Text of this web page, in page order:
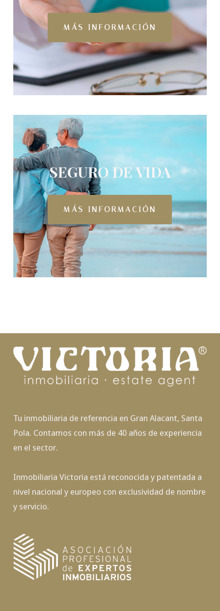
MÁS INFORMACIÓN
SEGURO DE VIDA
MÁS INFORMACIÓN
Tu inmobiliaria de referencia en Gran Alacant, Santa
Pola. Contamos con más de 40 años de experiencia
en el sector.
Inmobiliaria Victoria está reconocida y patentada a
nivel nacional y europeo con exclusividad de nombre
y servicio.